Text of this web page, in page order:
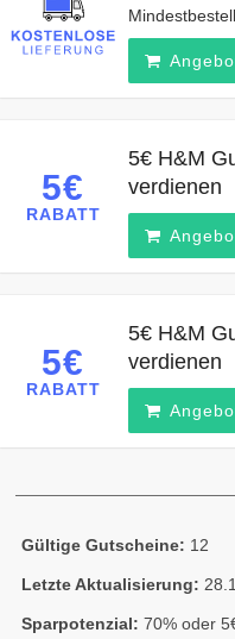
5€
RABATT
5€ H&M
verdienen
5€
RABATT
5€ H&M
verdienen
Gültige Gutscheine: 12
Letzte Aktualisierung:
Sparpotenzial: 70% oder